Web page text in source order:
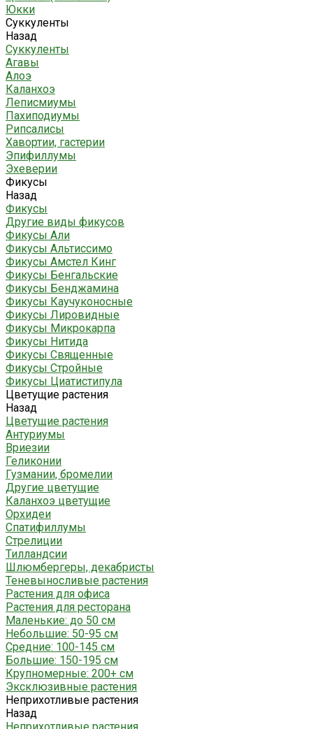
Юкки
Суккуленты
Назад
Суккуленты
Агавы
Алоэ
Каланхоэ
Леписмиумы
Пахиподиумы
Рипсалисы
Хавортии, гастерии
Эпифиллумы
Эхеверии
Фикусы
Назад
Фикусы
Другие виды фикусов
Фикусы Али
Фикусы Альтиссимо
Фикусы Амстел Кинг
Фикусы Бенгальские
Фикусы Бенджамина
Фикусы Каучуконосные
Фикусы Лировидные
Фикусы Микрокарпа
Фикусы Нитида
Фикусы Священные
Фикусы Стройные
Фикусы Циатистипула
Цветущие растения
Назад
Цветущие растения
Антуриумы
Вриезии
Геликонии
Гузмании, бромелии
Другие цветущие
Каланхоэ цветущие
Орхидеи
Спатифиллумы
Стрелиции
Тилландсии
Шлюмбергеры, декабристы
Теневыносливые растения
Растения для офиса
Растения для ресторана
Маленькие: до 50 см
Небольшие: 50-95 см
Средние: 100-145 см
Большие: 150-195 см
Крупномерные: 200+ см
Эксклюзивные растения
Неприхотливые растения
Назад